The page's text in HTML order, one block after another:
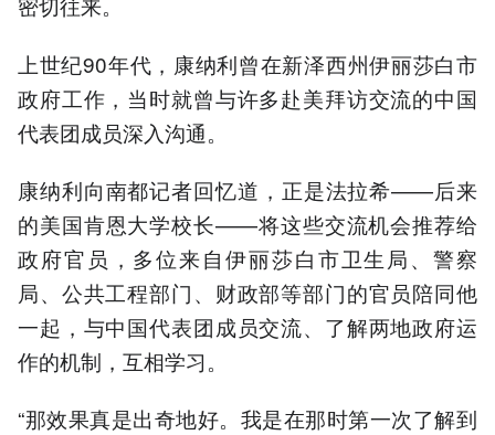
上世纪90年代，康纳利曾在新泽西州伊丽莎白市
政府工作，当时就曾与许多赴美拜访交流的中国
代表团成员深入沟通。
康纳利向南都记者回忆道，正是法拉希——后来
的美国肯恩大学校长——将这些交流机会推荐给
政府官员，多位来自伊丽莎白市卫生局、警察
局、公共工程部门、财政部等部门的官员陪同他
一起，与中国代表团成员交流、了解两地政府运
作的机制，互相学习。
“那效果真是出奇地好。我是在那时第一次了解到